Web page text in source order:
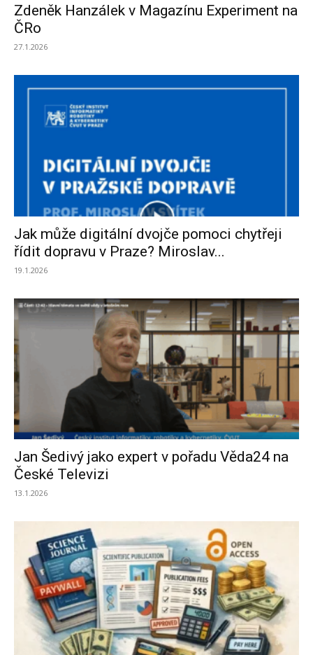
Zdeněk Hanzálek v Magazínu Experiment na
ČRo
27.1.2026
Jak může digitální dvojče pomoci chytřeji
řídit dopravu v Praze? Miroslav...
19.1.2026
Jan Šedivý jako expert v pořadu Věda24 na
České Televizi
13.1.2026